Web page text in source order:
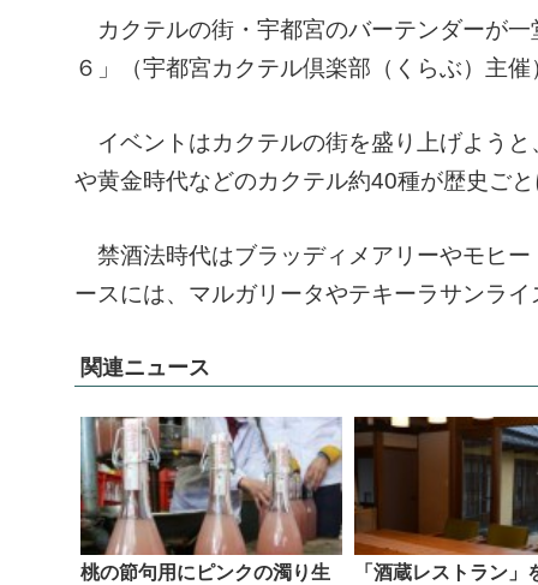
カクテルの街・宇都宮のバーテンダーが
６」（宇都宮カクテル倶楽部（くらぶ）主
イベントはカクテルの街を盛り上げよう
や黄金時代などのカクテル約40種が歴史ご
禁酒法時代はブラッディメアリーやモヒ
ースには、マルガリータやテキーラサンラ
関連ニュース
桃の節句用にピンクの濁り生
「酒蔵レストラン」